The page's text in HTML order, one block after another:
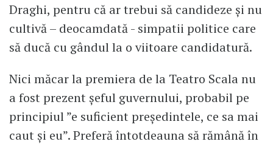
Draghi, pentru că ar trebui să candideze și nu
cultivă – deocamdată - simpatii politice care
să ducă cu gândul la o viitoare candidatură.
Nici măcar la premiera de la Teatro Scala nu
a fost prezent șeful guvernului, probabil pe
principiul ”e suficient președintele, ce sa mai
caut și eu”. Preferă întotdeauna să rămână în